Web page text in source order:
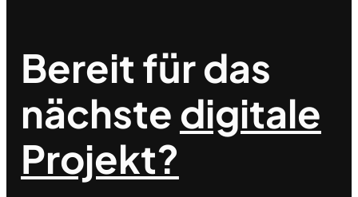
Bereit für das
nächstedigitale
Projekt?